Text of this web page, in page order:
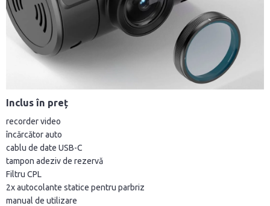
Inclus în preț
recorder video
încărcător auto
cablu de date USB-C
tampon adeziv de rezervă
Filtru CPL
2x autocolante statice pentru parbriz
manual de utilizare